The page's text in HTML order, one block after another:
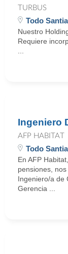
TURBUS
Todo
Nuestro
Requiere
Ingeniero
AFP HABITAT
Todo
En AFP
pensiones,
Ingeniero/a de
Gerencia ...